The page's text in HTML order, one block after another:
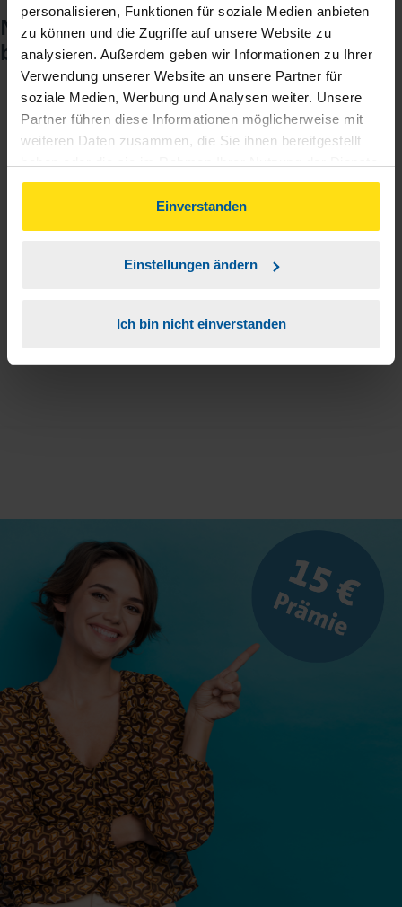
personalisieren, Funktionen für soziale Medien anbieten
zu können und die Zugriffe auf unsere Website zu
analysieren. Außerdem geben wir Informationen zu Ihrer
Verwendung unserer Website an unsere Partner für
soziale Medien, Werbung und Analysen weiter. Unsere
Partner führen diese Informationen möglicherweise mit
weiteren Daten zusammen, die Sie ihnen bereitgestellt
gesammelt haben. Indem Sie auf Einverstanden klicken,
können Sie der Verwendung von Cookies, gemäß
unserer
Einverstanden
Einstellungen ändern
Ich bin nicht einverstanden
Noch keinen Zugang? So einfach
beantragen Sie ihn.
1
Sie teilen mir mit, dass Sie MeineVLH nutzen
wollen.
und einem Aktivierungslink.
Sie erhalten von mir Ihr Einmal-Passwort.
Aktivierungslink anklicken, Einmalpasswort